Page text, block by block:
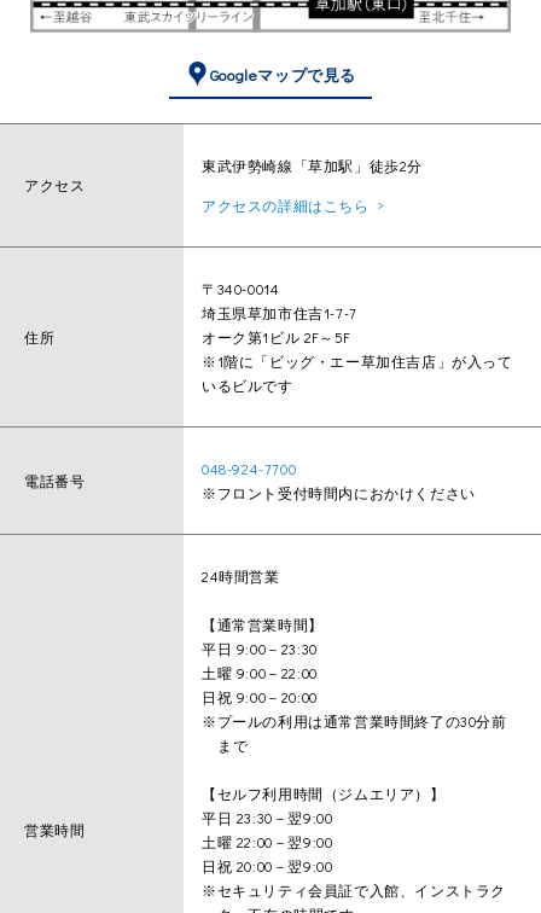
Googleマップで見る
アクセス
東武伊勢崎線「草加駅」徒歩2分
アクセスの詳細はこちら
住所
〒340-0014
埼玉県草加市住吉1-7-7
オーク第1ビル 2F～5F
※1階に「ビッグ・エー草加住吉店」が入って
いるビルです
電話番号
048-924-7700
※フロント受付時間内におかけください
営業時間
24時間営業
【通常営業時間】
平日 9:00－23:30
土曜 9:00－22:00
日祝 9:00－20:00
※プールの利用は通常営業時間終了の30分前
まで
【セルフ利用時間（ジムエリア）】
平日 23:30－翌9:00
土曜 22:00－翌9:00
日祝 20:00－翌9:00
※セキュリティ会員証で入館、インストラク